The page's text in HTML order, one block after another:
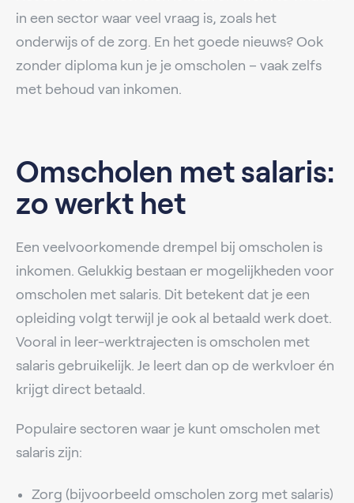
in een sector waar veel vraag is, zoals het
onderwijs of de zorg. En het goede nieuws? Ook
zonder diploma kun je je omscholen – vaak zelfs
met behoud van inkomen.
Omscholen met salaris:
zo werkt het
Een veelvoorkomende drempel bij omscholen is
inkomen. Gelukkig bestaan er mogelijkheden voor
omscholen met salaris. Dit betekent dat je een
opleiding volgt terwijl je ook al betaald werk doet.
Vooral in leer-werktrajecten is omscholen met
salaris gebruikelijk. Je leert dan op de werkvloer én
krijgt direct betaald.
Populaire sectoren waar je kunt omscholen met
salaris zijn:
Zorg (bijvoorbeeld omscholen zorg met salaris)